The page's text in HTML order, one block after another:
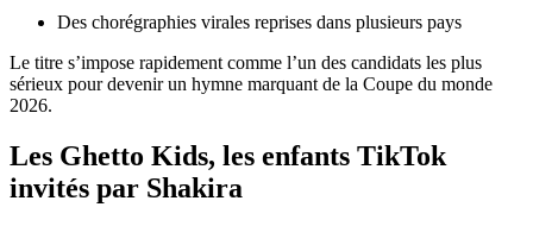
Des chorégraphies virales reprises dans plusieurs pays
Le titre s’impose rapidement comme l’un des candidats les plus
sérieux pour devenir un hymne marquant de la Coupe du monde
2026.
Les Ghetto Kids, les enfants TikTok
invités par Shakira